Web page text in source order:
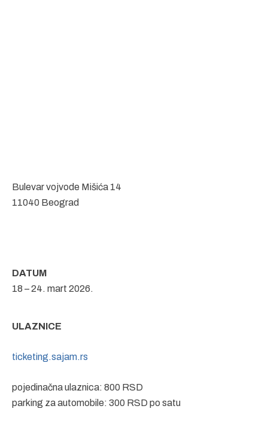
Bulevar vojvode Mišića 14
11040 Beograd
DATUM
18 – 24. mart 2026.
ULAZNICE
ticketing.sajam.rs
pojedinačna ulaznica: 800 RSD
parking za automobile: 300 RSD po satu